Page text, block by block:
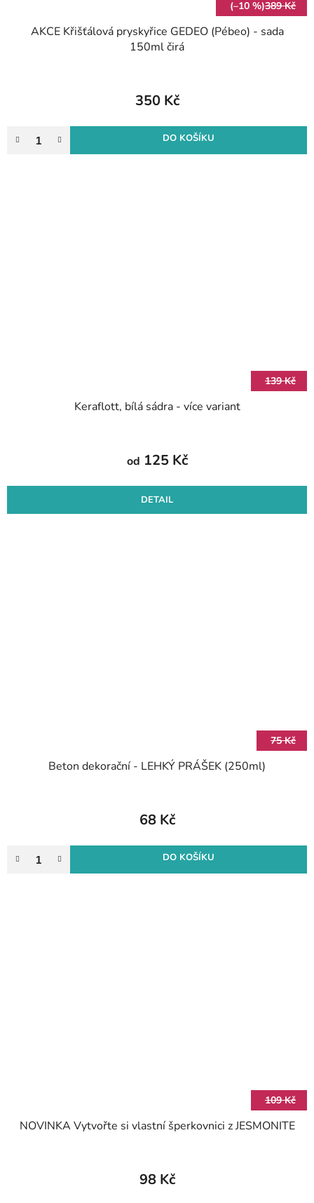
(–10 %)389 Kč
AKCE Křišťálová pryskyřice GEDEO (Pébeo) - sada
150ml čirá
350 Kč
DO KOŠÍKU
139 Kč
Keraflott, bílá sádra - více variant
od 125 Kč
DETAIL
75 Kč
Beton dekorační - LEHKÝ PRÁŠEK (250ml)
68 Kč
DO KOŠÍKU
109 Kč
NOVINKA Vytvořte si vlastní šperkovnici z JESMONITE
98 Kč